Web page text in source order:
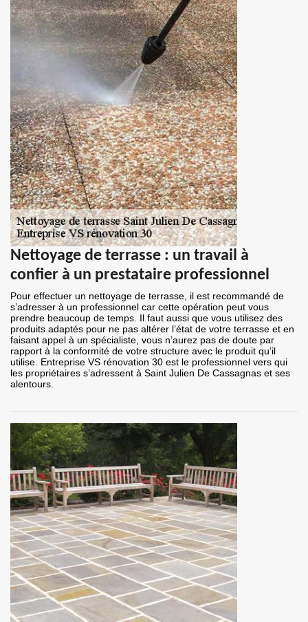
Nettoyage de terrasse : un travail à
confier à un prestataire professionnel
Pour effectuer un nettoyage de terrasse, il est recommandé de
s’adresser à un professionnel car cette opération peut vous
prendre beaucoup de temps. Il faut aussi que vous utilisez des
produits adaptés pour ne pas altérer l’état de votre terrasse et en
faisant appel à un spécialiste, vous n’aurez pas de doute par
rapport à la conformité de votre structure avec le produit qu’il
utilise. Entreprise VS rénovation 30 est le professionnel vers qui
les propriétaires s’adressent à Saint Julien De Cassagnas et ses
alentours.